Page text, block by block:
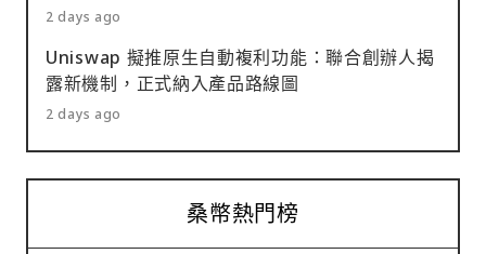
2 days ago
Uniswap 擬推原生自動複利功能：聯合創辦人揭
露新機制，正式納入產品路線圖
2 days ago
桑幣熱門榜